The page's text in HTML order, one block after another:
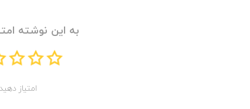
به این نوشته
امتیاز